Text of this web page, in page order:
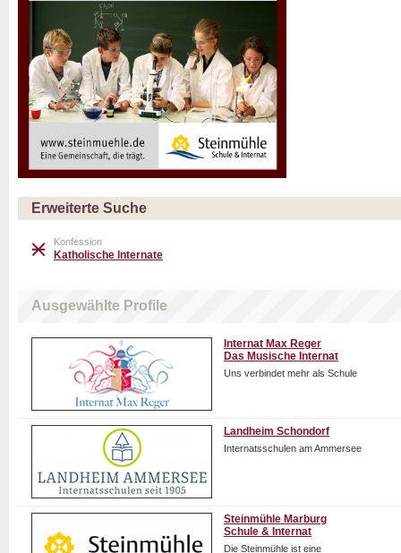
Erweiterte Suche
Konfession
Katholische Internate
Ausgewählte Profile
Internat Max Reger
Das Musische Internat
Uns verbindet mehr als Schule
Landheim Schondorf
Internatsschulen am Ammersee
Steinmühle Marburg
Schule & Internat
Die Steinmühle ist eine